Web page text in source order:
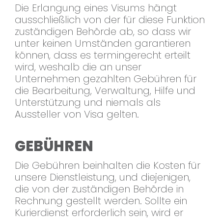
Die Erlangung eines Visums hängt
ausschließlich von der für diese Funktion
zuständigen Behörde ab, so dass wir
unter keinen Umständen garantieren
können, dass es termingerecht erteilt
wird, weshalb die an unser
Unternehmen gezahlten Gebühren für
die Bearbeitung, Verwaltung, Hilfe und
Unterstützung und niemals als
Aussteller von Visa gelten.
GEBÜHREN
Die Gebühren beinhalten die Kosten für
unsere Dienstleistung, und diejenigen,
die von der zuständigen Behörde in
Rechnung gestellt werden. Sollte ein
Kurierdienst erforderlich sein, wird er